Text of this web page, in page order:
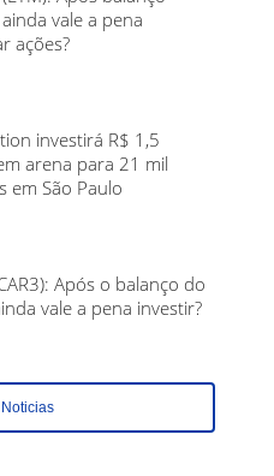
vale a pena
ações?
investirá R$ 1,5
arena para 21 mil
em São Paulo
Após o balanço do
vale a pena investir?